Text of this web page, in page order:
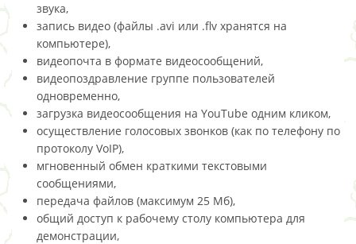
звука,
запись видео (файлы .avi или .flv хранятся на
компьютере),
видеопочта в формате видеосообщений,
видеопоздравление группе пользователей
одновременно,
загрузка видеосообщения на YouTube одним кликом,
осуществление голосовых звонков (как по телефону по
протоколу VoIP),
мгновенный обмен краткими текстовыми
сообщениями,
передача файлов (максимум 25 Мб),
общий доступ к рабочему столу компьютера для
демонстрации,